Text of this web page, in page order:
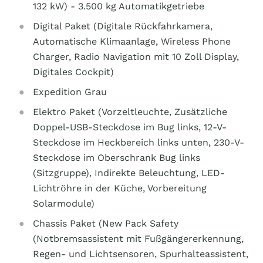
132 kW) - 3.500 kg Automatikgetriebe
Digital Paket (Digitale Rückfahrkamera,
Automatische Klimaanlage, Wireless Phone
Charger, Radio Navigation mit 10 Zoll Display,
Digitales Cockpit)
Expedition Grau
Elektro Paket (Vorzeltleuchte, Zusätzliche
Doppel-USB-Steckdose im Bug links, 12-V-
Steckdose im Heckbereich links unten, 230-V-
Steckdose im Oberschrank Bug links
(Sitzgruppe), Indirekte Beleuchtung, LED-
Lichtröhre in der Küche, Vorbereitung
Solarmodule)
Chassis Paket (New Pack Safety
(Notbremsassistent mit Fußgängererkennung,
Regen- und Lichtsensoren, Spurhalteassistent,